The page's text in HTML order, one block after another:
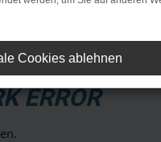
Jahren die erste Adresse
ERROR
Cookies ablehnen